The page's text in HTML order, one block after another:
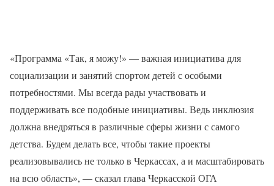
«Программа «Так, я можу!» — важная инициатива для
социализации и занятий спортом детей с особыми
потребностями. Мы всегда рады участвовать и
поддерживать все подобные инициативы. Ведь инклюзия
должна внедряться в различные сферы жизни с самого
детства. Будем делать все, чтобы такие проекты
реализовывались не только в Черкассах, а и масштабировать
на всю область», — сказал глава Черкасской ОГА